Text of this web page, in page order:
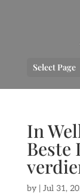
Select Page
In
Beste
by | Jul 31,